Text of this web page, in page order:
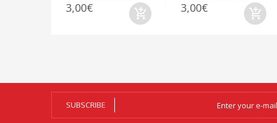
3,00€ 3,00€
SUBSCRIBE